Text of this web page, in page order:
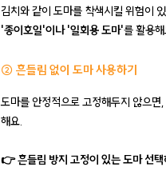
김치와 같이 도마를 착색시킬 위험이
'종이호일'이나 '일회용 도마'를 활용
② 흔들림 없이 도마 사용하기
도마를 안정적으로 고정해두지 않으
해요.
👉 흔들림 방지 고정이 있는 도마 선택